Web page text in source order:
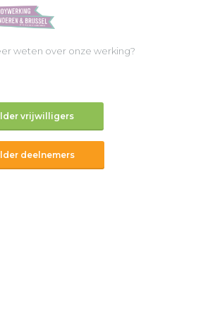
weten over onze werking?
vrijwilligers
deelnemers